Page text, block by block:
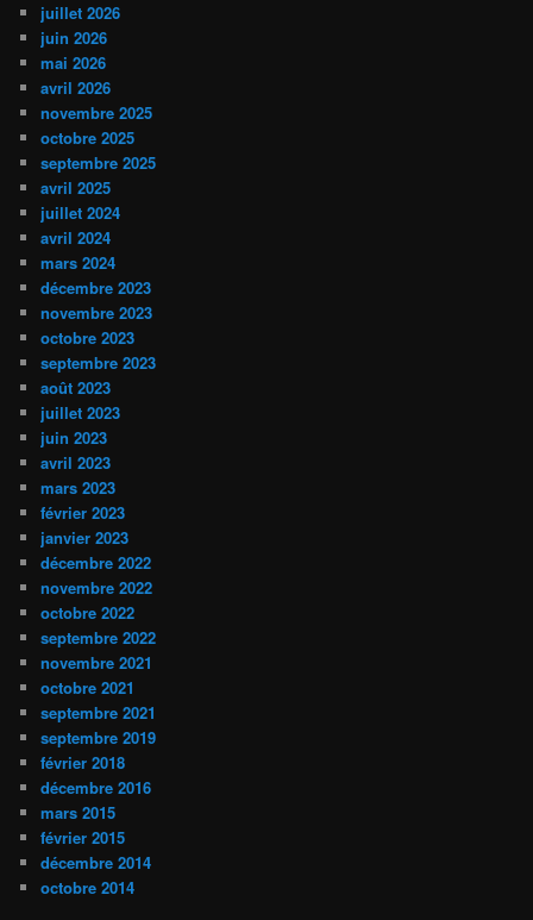
juillet 2026
juin 2026
mai 2026
avril 2026
novembre 2025
octobre 2025
septembre 2025
avril 2025
juillet 2024
avril 2024
mars 2024
décembre 2023
novembre 2023
octobre 2023
septembre 2023
août 2023
juillet 2023
juin 2023
avril 2023
mars 2023
février 2023
janvier 2023
décembre 2022
novembre 2022
octobre 2022
septembre 2022
novembre 2021
octobre 2021
septembre 2021
septembre 2019
février 2018
décembre 2016
mars 2015
février 2015
décembre 2014
octobre 2014